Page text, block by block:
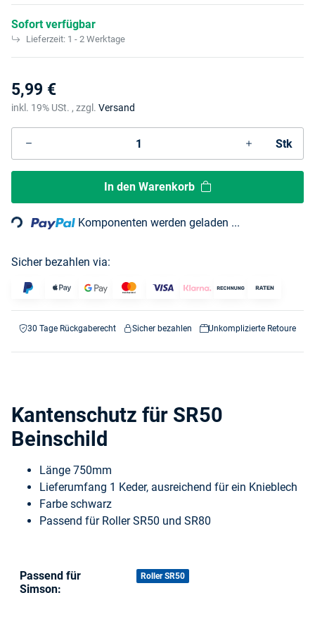
Sofort verfügbar
Lieferzeit: 1 - 2 Werktage
5,99 €
inkl. 19% USt. , zzgl. Versand
Stk
In den Warenkorb
Loading... Komponenten werden geladen ...
Sicher bezahlen via:
30 Tage Rückgaberecht Sicher bezahlen Unkomplizierte Retoure
Kantenschutz für SR50
Beinschild
Länge 750mm
Lieferumfang 1 Keder, ausreichend für ein Knieblech
Farbe schwarz
Passend für Roller SR50 und SR80
Produkteigenschaft
Wert
Passend für
Simson:
Roller SR50